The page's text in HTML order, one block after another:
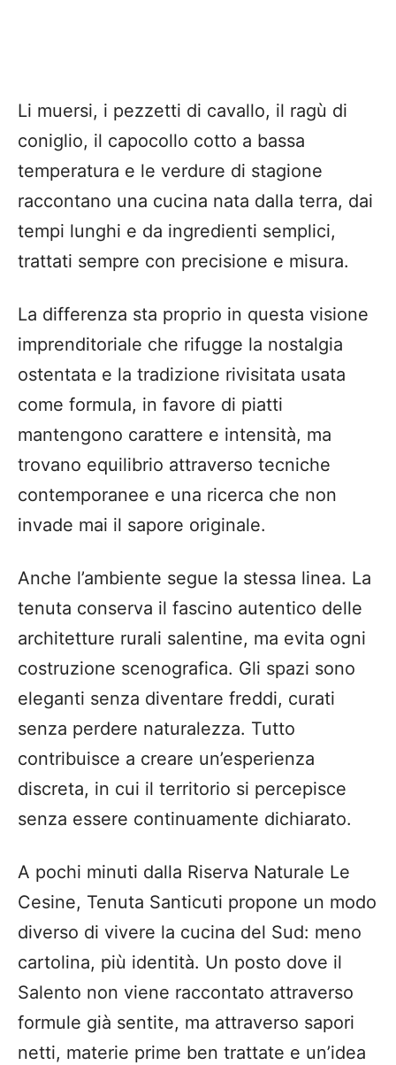
Li muersi, i pezzetti di cavallo, il ragù di
coniglio, il capocollo cotto a bassa
temperatura e le verdure di stagione
raccontano una cucina nata dalla terra, dai
tempi lunghi e da ingredienti semplici,
trattati sempre con precisione e misura.
La differenza sta proprio in questa visione
imprenditoriale che rifugge la nostalgia
ostentata e la tradizione rivisitata usata
come formula, in favore di piatti
mantengono carattere e intensità, ma
trovano equilibrio attraverso tecniche
contemporanee e una ricerca che non
invade mai il sapore originale.
Anche l’ambiente segue la stessa linea. La
tenuta conserva il fascino autentico delle
architetture rurali salentine, ma evita ogni
costruzione scenografica. Gli spazi sono
eleganti senza diventare freddi, curati
senza perdere naturalezza. Tutto
contribuisce a creare un’esperienza
discreta, in cui il territorio si percepisce
senza essere continuamente dichiarato.
A pochi minuti dalla Riserva Naturale Le
Cesine, Tenuta Santicuti propone un modo
diverso di vivere la cucina del Sud: meno
cartolina, più identità. Un posto dove il
Salento non viene raccontato attraverso
formule già sentite, ma attraverso sapori
netti, materie prime ben trattate e un’idea